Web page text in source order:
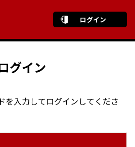
ログイン
グイン
を入力してログインしてくださ